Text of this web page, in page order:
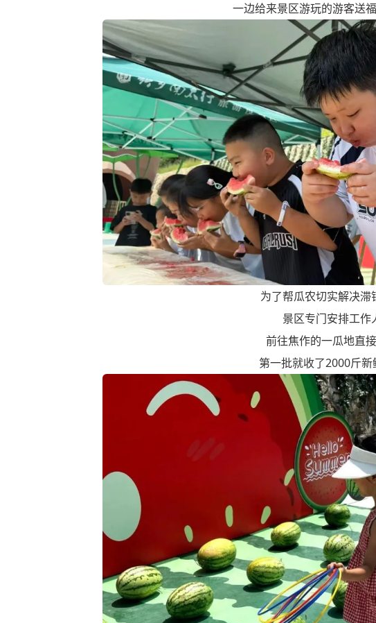
一边给来景区游玩的游客送福
为了帮瓜农切实解决滞
景区专门安排工作
前往焦作的一瓜地直接
第一批就收了2000斤新